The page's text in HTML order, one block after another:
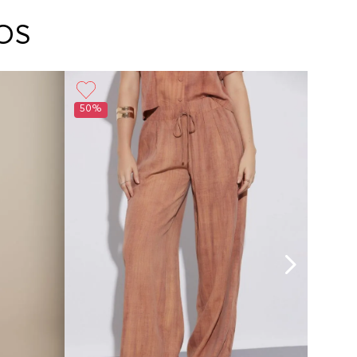
la recogida del producto en la dirección
50%